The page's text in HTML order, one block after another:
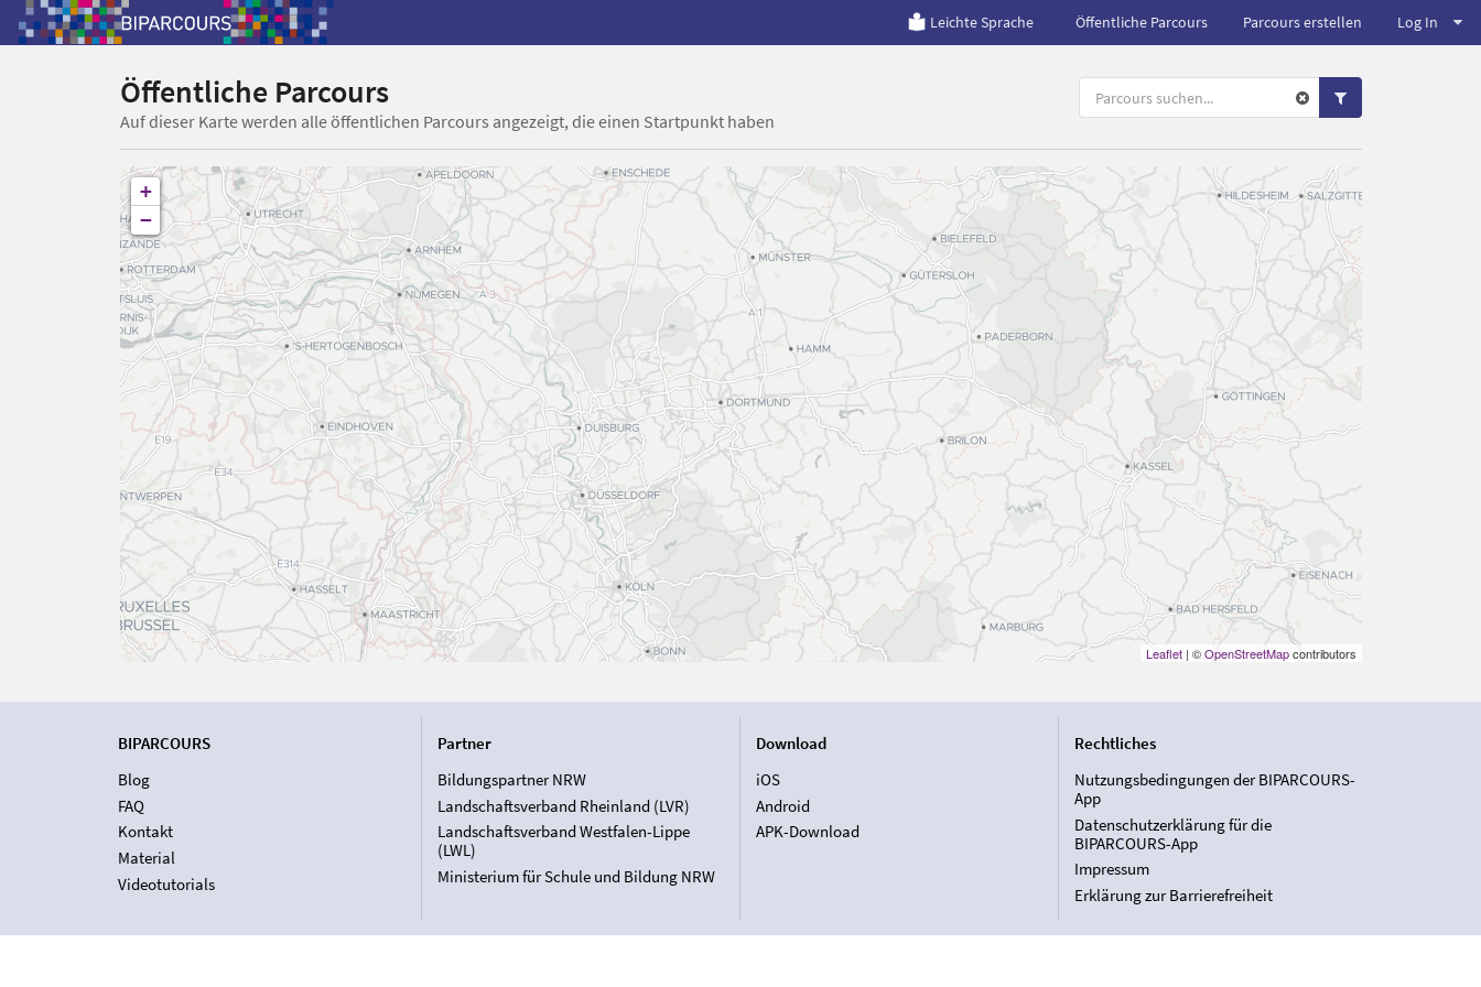
Leichte Sprache Öffentliche Parcours Parcours erstellen Log In
Öffentliche Parcours
Auf dieser Karte werden alle öffentlichen Parcours angezeigt, die einen Startpunkt haben
+
−
Leaflet| ©OpenStreetMapcontributors
BIPARCOURS
Blog
FAQ
Kontakt
Material
Videotutorials
Partner
Bildungspartner NRW
Landschaftsverband Rheinland (LVR)
Landschaftsverband Westfalen-Lippe
(LWL)
Ministerium für Schule und Bildung NRW
Download
iOS
Android
APK-Download
Rechtliches
Nutzungsbedingungen der BIPARCOURS-
App
Datenschutzerklärung für die
BIPARCOURS-App
Impressum
Erklärung zur Barrierefreiheit